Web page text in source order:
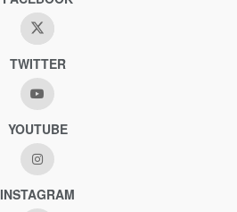
TWITTER
YOUTUBE
INSTAGRAM